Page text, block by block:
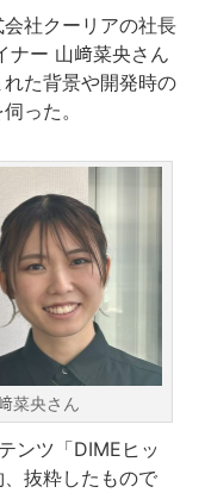
社クーリアの社長
ナー 山﨑菜央さん
た背景や開発時の
った。
菜央さん
ンツ「DIMEヒッ
抜粋したもので